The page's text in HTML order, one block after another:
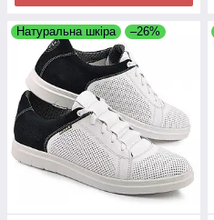
Натуральна шкіра –26%